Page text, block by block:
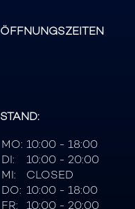
ÖFFNUNGSZEITEN
STAND:
MO: 10:00 - 18:00
DI:
10:00 - 20:00
MI:
CLOSED
DO: 10:00 - 18:00
FR:
10:00 - 20:00